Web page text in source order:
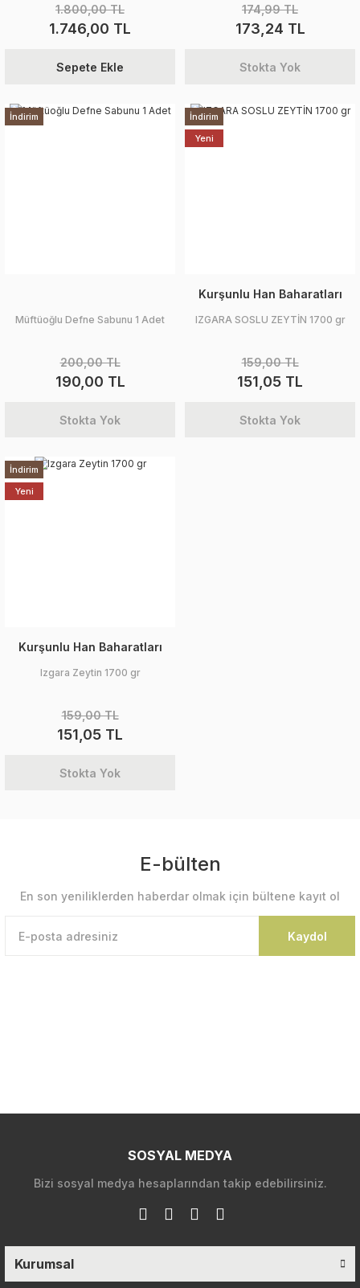
1.800,00 TL
1.746,00 TL
Sepete Ekle
174,99 TL
173,24 TL
Stokta Yok
İndirim
Müftüoğlu Defne Sabunu 1 Adet
200,00 TL
190,00 TL
Stokta Yok
İndirim
Yeni
Kurşunlu Han Baharatları
IZGARA SOSLU ZEYTİN 1700 gr
159,00 TL
151,05 TL
Stokta Yok
İndirim
Yeni
Kurşunlu Han Baharatları
Izgara Zeytin 1700 gr
159,00 TL
151,05 TL
Stokta Yok
E-bülten
En son yeniliklerden haberdar olmak için bültene kayıt ol
Kaydol
SOSYAL MEDYA
Bizi sosyal medya hesaplarından takip edebilirsiniz.
Kurumsal